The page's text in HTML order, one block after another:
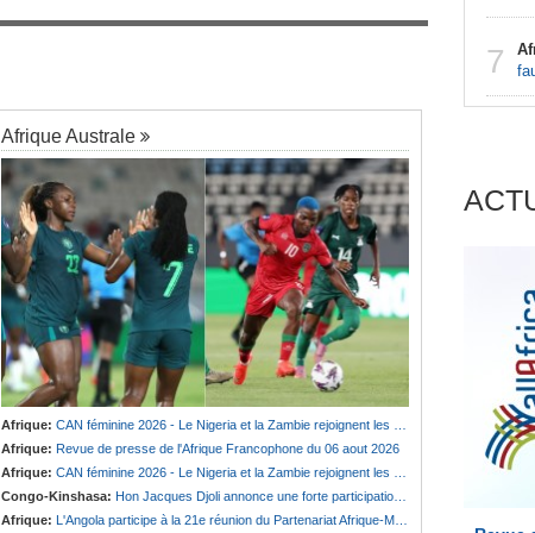
Afrique Australe
Afrique: CAN féminine 2026 - Le Nigeria et la Zambie rejoignent les quarts de finale
Afrique: Revue de presse de l'Afrique Francophone du 06 aout 2026
Afrique: CAN féminine 2026 - Le Nigeria et la Zambie rejoignent les quarts de finale
Congo-Kinshasa: Hon Jacques Djoli annonce une forte participation du pays à la Conférence des présidents de parlements à Midrand
Afrique: L'Angola participe à la 21e réunion du Partenariat Afrique-Monde arabe au Caire
7
président Doumbouya en Grèce - Opposition et
7